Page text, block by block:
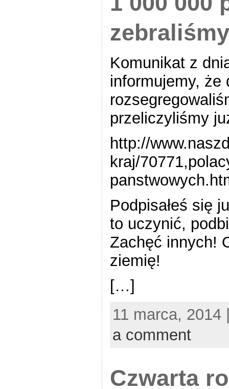
zebraliśmy
Komunikat z
informujemy, że
przeliczyliśmy
http://
kraj/
Podpisałeś się
to uczynić,
Zachęć innych!
ziemię!
[…]
11 marca,
a comment
Czwarta